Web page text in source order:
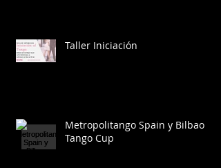
Taller Iniciación
Metropolitango Spain y Bilbao
Tango Cup